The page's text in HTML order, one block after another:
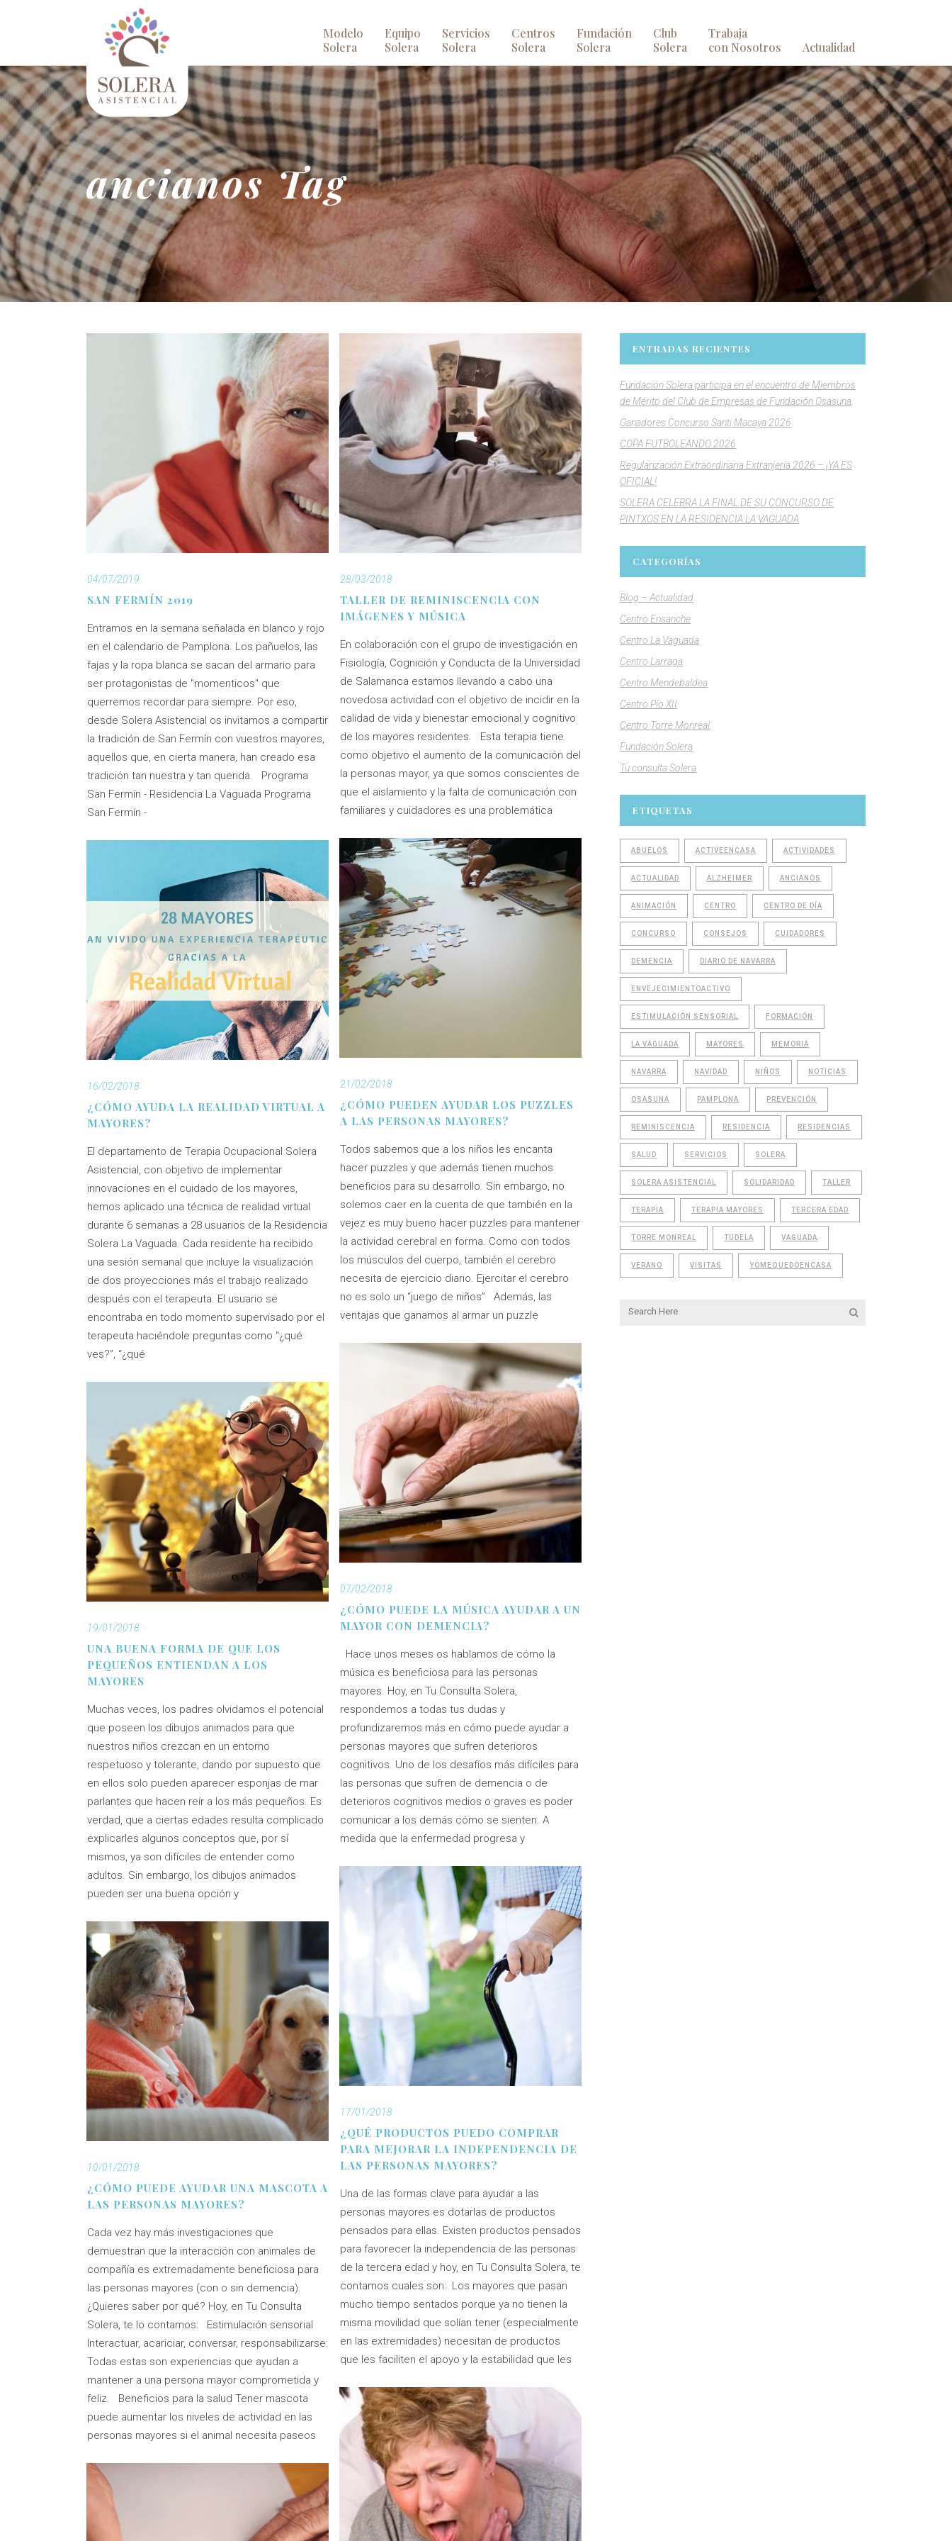
Modelo
Solera
Equipo
Solera
Servicios
Solera
Centros
Solera
Fundación
Solera
Club
Solera
Trabaja
con Nosotros
Actualidad
ancianos Tag
04/07/2019
SAN FERMÍN 2019
Entramos en la semana señalada en blanco y rojo
en el calendario de Pamplona. Los pañuelos, las
fajas y la ropa blanca se sacan del armario para
ser protagonistas de "momenticos" que
querremos recordar para siempre. Por eso,
desde Solera Asistencial os invitamos a compartir
la tradición de San Fermín con vuestros mayores,
aquellos que, en cierta manera, han creado esa
tradición tan nuestra y tan querida. Programa
San Fermín - Residencia La Vaguada Programa
San Fermín -
28/03/2018
TALLER DE REMINISCENCIA CON
IMÁGENES Y MÚSICA
En colaboración con el grupo de investigación en
Fisiología, Cognición y Conducta de la Universidad
de Salamanca estamos llevando a cabo una
novedosa actividad con el objetivo de incidir en la
calidad de vida y bienestar emocional y cognitivo
de los mayores residentes. Esta terapia tiene
como objetivo el aumento de la comunicación del
la personas mayor, ya que somos conscientes de
que el aislamiento y la falta de comunicación con
familiares y cuidadores es una problemática
21/02/2018
¿CÓMO PUEDEN AYUDAR LOS PUZZLES
A LAS PERSONAS MAYORES?
Todos sabemos que a los niños les encanta
hacer puzzles y que además tienen muchos
beneficios para su desarrollo. Sin embargo, no
solemos caer en la cuenta de que también en la
vejez es muy bueno hacer puzzles para mantener
la actividad cerebral en forma. Como con todos
los músculos del cuerpo, también el cerebro
necesita de ejercicio diario. Ejercitar el cerebro
no es solo un “juego de niños” Además, las
ventajas que ganamos al armar un puzzle
16/02/2018
¿CÓMO AYUDA LA REALIDAD VIRTUAL A
MAYORES?
El departamento de Terapia Ocupacional Solera
Asistencial, con objetivo de implementar
innovaciones en el cuidado de los mayores,
hemos aplicado una técnica de realidad virtual
durante 6 semanas a 28 usuarios de la Residencia
Solera La Vaguada. Cada residente ha recibido
una sesión semanal que incluye la visualización
de dos proyecciones más el trabajo realizado
después con el terapeuta. El usuario se
encontraba en todo momento supervisado por el
terapeuta haciéndole preguntas como “¿qué
ves?”, “¿qué
07/02/2018
¿CÓMO PUEDE LA MÚSICA AYUDAR A UN
MAYOR CON DEMENCIA?
Hace unos meses os hablamos de cómo la
música es beneficiosa para las personas
mayores. Hoy, en Tu Consulta Solera,
respondemos a todas tus dudas y
profundizaremos más en cómo puede ayudar a
personas mayores que sufren deterioros
cognitivos. Uno de los desafíos más difíciles para
las personas que sufren de demencia o de
deterioros cognitivos medios o graves es poder
comunicar a los demás cómo se sienten. A
medida que la enfermedad progresa y
19/01/2018
UNA BUENA FORMA DE QUE LOS
PEQUEÑOS ENTIENDAN A LOS
MAYORES
Muchas veces, los padres olvidamos el potencial
que poseen los dibujos animados para que
nuestros niños crezcan en un entorno
respetuoso y tolerante, dando por supuesto que
en ellos solo pueden aparecer esponjas de mar
parlantes que hacen reír a los más pequeños. Es
verdad, que a ciertas edades resulta complicado
explicarles algunos conceptos que, por sí
mismos, ya son difíciles de entender como
adultos. Sin embargo, los dibujos animados
pueden ser una buena opción y
17/01/2018
¿QUÉ PRODUCTOS PUEDO COMPRAR
PARA MEJORAR LA INDEPENDENCIA DE
LAS PERSONAS MAYORES?
Una de las formas clave para ayudar a las
personas mayores es dotarlas de productos
pensados para ellas. Existen productos pensados
para favorecer la independencia de las personas
de la tercera edad y hoy, en Tu Consulta Solera, te
contamos cuales son: Los mayores que pasan
mucho tiempo sentados porque ya no tienen la
misma movilidad que solían tener (especialmente
en las extremidades) necesitan de productos
que les faciliten el apoyo y la estabilidad que les
10/01/2018
¿CÓMO PUEDE AYUDAR UNA MASCOTA A
LAS PERSONAS MAYORES?
Cada vez hay más investigaciones que
demuestran que la interacción con animales de
compañía es extremadamente beneficiosa para
las personas mayores (con o sin demencia).
¿Quieres saber por qué? Hoy, en Tu Consulta
Solera, te lo contamos: Estimulación sensorial
Interactuar, acariciar, conversar, responsabilizarse:
Todas estas son experiencias que ayudan a
mantener a una persona mayor comprometida y
feliz. Beneficios para la salud Tener mascota
puede aumentar los niveles de actividad en las
personas mayores si el animal necesita paseos
ENTRADAS RECIENTES
Fundación Solera participa en el encuentro de Miembros
de Mérito del Club de Empresas de Fundación Osasuna
Ganadores Concurso Santi Macaya 2026
COPA FUTBOLEANDO 2026
Regularización Extraordinaria Extranjería 2026 – ¡YA ES
OFICIAL!
SOLERA CELEBRA LA FINAL DE SU CONCURSO DE
PINTXOS EN LA RESIDENCIA LA VAGUADA
CATEGORÍAS
Blog – Actualidad
Centro Ensanche
Centro La Vaguada
Centro Larraga
Centro Mendebaldea
Centro Pío XII
Centro Torre Monreal
Fundación Solera
Tu consulta Solera
ETIQUETAS
ABUELOS ACTIVEENCASA ACTIVIDADES
ACTUALIDAD ALZHEIMER ANCIANOS
ANIMACIÓN CENTRO CENTRO DE DÍA
CONCURSO CONSEJOS CUIDADORES
DEMENCIA DIARIO DE NAVARRA
ENVEJECIMIENTOACTIVO
ESTIMULACIÓN SENSORIAL FORMACIÓN
LA VAGUADA MAYORES MEMORIA
NAVARRA NAVIDAD NIÑOS NOTICIAS
OSASUNA PAMPLONA PREVENCIÓN
REMINISCENCIA RESIDENCIA RESIDENCIAS
SALUD SERVICIOS SOLERA
SOLERA ASISTENCIAL SOLIDARIDAD TALLER
TERAPIA TERAPIA MAYORES TERCERA EDAD
TORRE MONREAL TUDELA VAGUADA
VERANO VISITAS YOMEQUEDOENCASA